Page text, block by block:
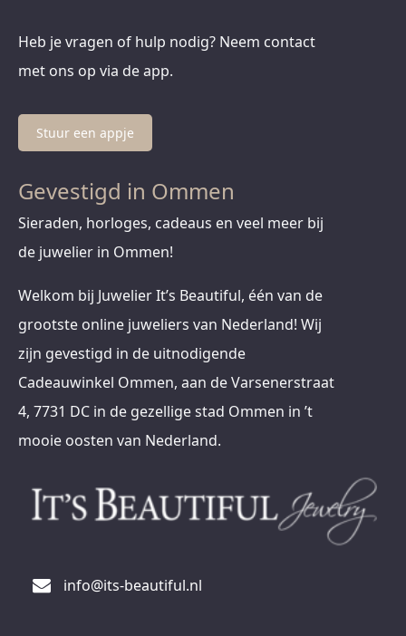
Heb je vragen of hulp nodig? Neem contact
met ons op via de app.
Stuur een appje
Gevestigd in Ommen
Sieraden, horloges, cadeaus en veel meer bij
de juwelier in Ommen!
Welkom bij Juwelier It’s Beautiful, één van de
grootste online juweliers van Nederland! Wij
zijn gevestigd in de uitnodigende
Cadeauwinkel Ommen, aan de Varsenerstraat
4, 7731 DC in de gezellige stad Ommen in ’t
mooie oosten van Nederland.
info@its-beautiful.nl